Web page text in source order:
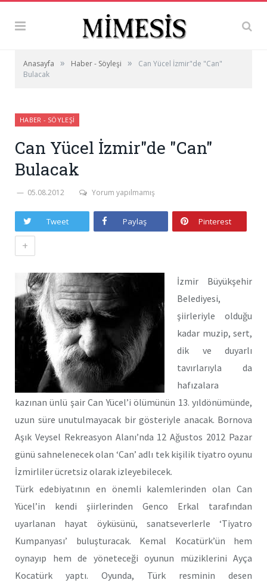
Anasayfa » Haber - Söyleşi »
Can Yücel İzmir"de "Can"
Bulacak
HABER - SÖYLEŞI
Can Yücel İzmir"de "Can"
Bulacak
05.08.2012 Yorum yapılmamış
Tweet Paylaş Pinterest
+
İzmir Büyükşehir
Belediyesi,
şiirleriyle olduğu
kadar muzip, sert,
dik ve duyarlı
tavırlarıyla da
hafızalara
kazınan ünlü şair Can Yücel’i ölümünün 13. yıldönümünde,
uzun süre unutulmayacak bir gösteriyle anacak. Bornova
Aşık Veysel Rekreasyon Alanı’nda 12 Ağustos 2012 Pazar
günü sahnelenecek olan ‘Can’ adlı tek kişilik tiyatro oyunu
İzmirliler ücretsiz olarak izleyebilecek.
Türk edebiyatının en önemli kalemlerinden olan Can
Yücel’in kendi şiirlerinden Genco Erkal tarafından
uyarlanan hayat öyküsünü, sanatseverlerle ‘Tiyatro
Kumpanyası’ buluşturacak. Kemal Kocatürk’ün hem
oynayıp hem de yöneteceği oyunun müziklerini Ayça
Kocatürk yaptı. Oyunda, Türk resminin desen